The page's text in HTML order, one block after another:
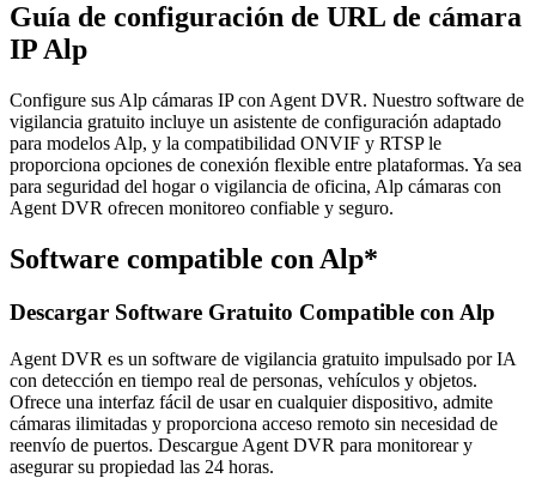
Guía de configuración de URL de cámara
IP Alp
Configure sus Alp cámaras IP con Agent DVR. Nuestro software de
vigilancia gratuito incluye un asistente de configuración adaptado
para modelos Alp, y la compatibilidad ONVIF y RTSP le
proporciona opciones de conexión flexible entre plataformas. Ya sea
para seguridad del hogar o vigilancia de oficina, Alp cámaras con
Agent DVR ofrecen monitoreo confiable y seguro.
Software compatible con Alp*
Descargar Software Gratuito Compatible con Alp
Agent DVR es un software de vigilancia gratuito impulsado por IA
con detección en tiempo real de personas, vehículos y objetos.
Ofrece una interfaz fácil de usar en cualquier dispositivo, admite
cámaras ilimitadas y proporciona acceso remoto sin necesidad de
reenvío de puertos. Descargue Agent DVR para monitorear y
asegurar su propiedad las 24 horas.